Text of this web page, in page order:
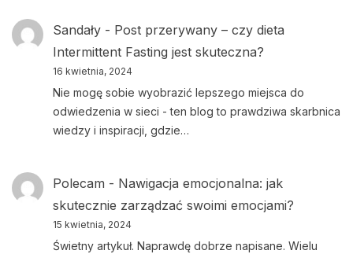
Sandały - Post przerywany – czy dieta
Intermittent Fasting jest skuteczna?
16 kwietnia, 2024
Nie mogę sobie wyobrazić lepszego miejsca do
odwiedzenia w sieci - ten blog to prawdziwa skarbnica
wiedzy i inspiracji, gdzie…
Polecam - Nawigacja emocjonalna: jak
skutecznie zarządzać swoimi emocjami?
15 kwietnia, 2024
Świetny artykuł. Naprawdę dobrze napisane. Wielu